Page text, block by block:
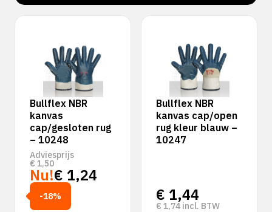
Bullflex NBR
kanvas
cap/gesloten rug
– 10248
Adviesprijs
€ 1,50
Nu!€ 1,24
-18%
Bullflex NBR
kanvas cap/open
rug kleur blauw –
10247
€ 1,44
€ 1,74 incl. BTW